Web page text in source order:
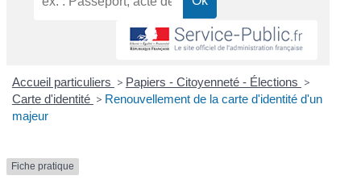
Accueil particuliers > Papiers - Citoyenneté - Élections >
Carte d'identité > Renouvellement de la carte d'identité d'un
majeur
Fiche pratique